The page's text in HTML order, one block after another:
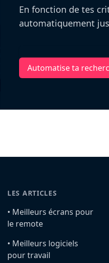
En fonction de tes
automatiquement
Automatise ta
LES ARTICLES
•️ Meilleurs écrans pour
le remote
•️ Meilleurs logiciels
pour travail